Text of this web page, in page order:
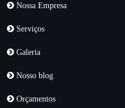
Nossa Empresa
Serviços
Galeria
Nosso blog
Orçamentos